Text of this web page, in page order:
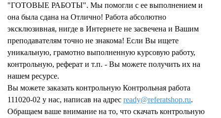
"ГОТОВЫЕ РАБОТЫ". Мы помогли с ее выполнением и
она была сдана на Отлично! Работа абсолютно
эксклюзивная, нигде в Интернете не засвечена и Вашим
преподавателям точно не знакома! Если Вы ищете
уникальную, грамотно выполненную курсовую работу,
контрольную, реферат и т.п. - Вы можете получить их на
нашем ресурсе.
Вы можете заказать контрольную Контрольная работа
111020-02 у нас, написав на адрес ready@referatshop.ru.
Обращаем ваше внимание на то, что скачать контрольную